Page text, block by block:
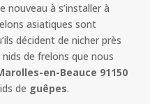
nouveau à s’installer à
asiatiques sont
décident de nicher près
de frelons que nous
en-Beauce 91150
de guêpes.